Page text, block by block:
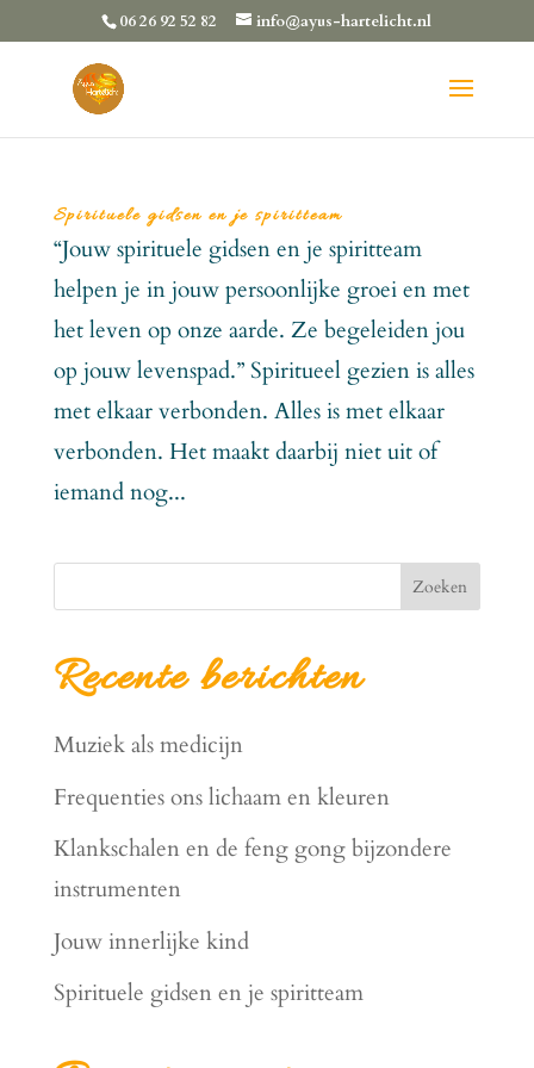
06 26 92 52 82 info@ayus-hartelicht.nl
Spirituele gidsen en je spiritteam
“Jouw spirituele gidsen en je spiritteam
helpen je in jouw persoonlijke groei en met
het leven op onze aarde. Ze begeleiden jou
op jouw levenspad.” Spiritueel gezien is alles
met elkaar verbonden. Alles is met elkaar
verbonden. Het maakt daarbij niet uit of
iemand nog...
Zoeken
Recente berichten
Muziek als medicijn
Frequenties ons lichaam en kleuren
Klankschalen en de feng gong bijzondere
instrumenten
Jouw innerlijke kind
Spirituele gidsen en je spiritteam